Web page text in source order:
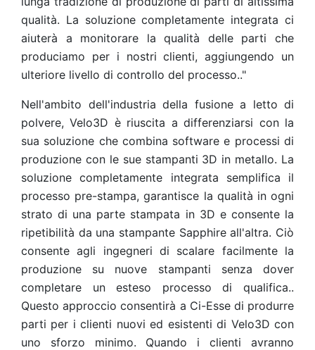
qualità. La soluzione completamente integrata ci
aiuterà a monitorare la qualità delle parti che
produciamo per i nostri clienti, aggiungendo un
ulteriore livello di controllo del processo.."
Nell'ambito dell'industria della fusione a letto di
polvere, Velo3D è riuscita a differenziarsi con la
sua soluzione che combina software e processi di
produzione con le sue stampanti 3D in metallo. La
soluzione completamente integrata semplifica il
processo pre-stampa, garantisce la qualità in ogni
strato di una parte stampata in 3D e consente la
ripetibilità da una stampante Sapphire all'altra. Ciò
consente agli ingegneri di scalare facilmente la
produzione su nuove stampanti senza dover
completare un esteso processo di qualifica..
Questo approccio consentirà a Ci-Esse di produrre
parti per i clienti nuovi ed esistenti di Velo3D con
uno sforzo minimo. Quando i clienti avranno